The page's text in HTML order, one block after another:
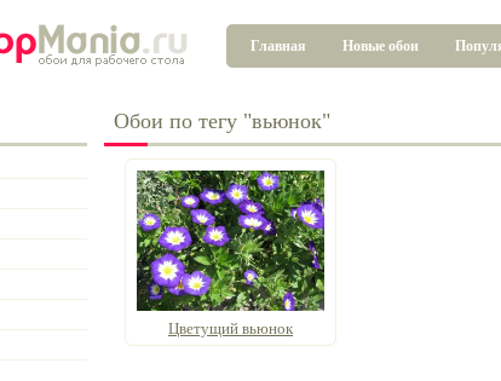
Главная Новые обои
Обои по тегу "вьюнок"
Цветущий вьюнок